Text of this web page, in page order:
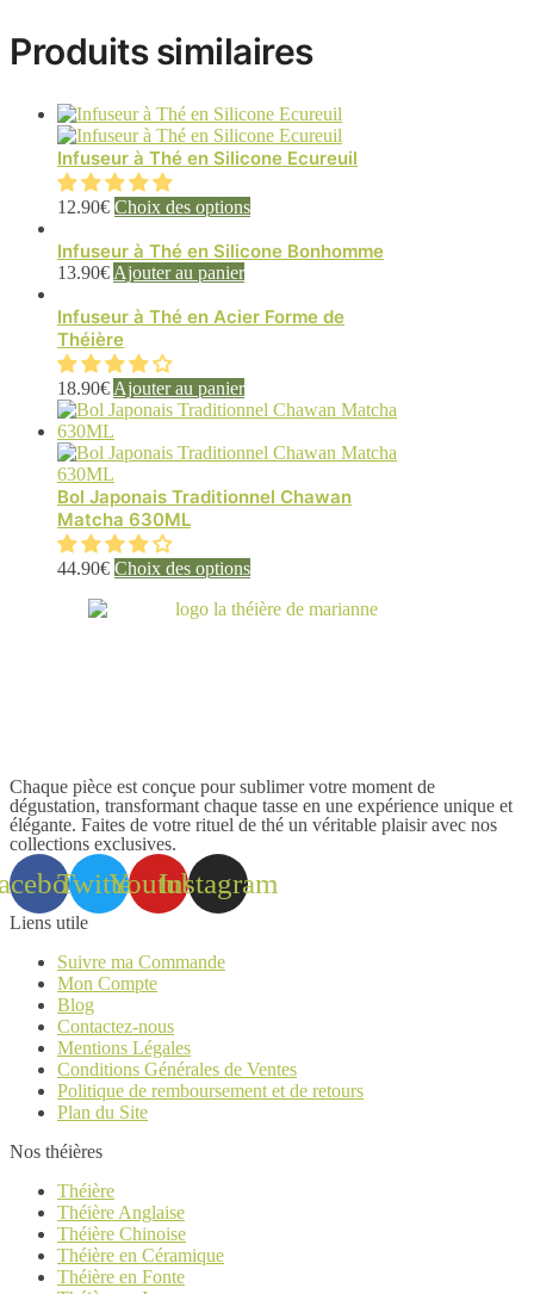
Produits similaires
Infuseur à Thé en Silicone Ecureuil
12.90€ Choix des optionsCe
a
Les
choisies
sur
page
produit
Infuseur à Thé en Silicone Bonhomme
13.90€ Ajouter au panier
Infuseur à Thé en Acier Forme de
Théière
18.90€ Ajouter au panier
Bol Japonais Traditionnel Chawan
Matcha 630ML
44.90€ Choix des optionsCe
a
sur
la
page
Chaque pièce est conçue pour sublimer votre moment de
dégustation, transformant chaque tasse en une expérience unique et
élégante. Faites de votre rituel de thé un véritable plaisir avec nos
collections exclusives.
TwitterYoutubeInstagram
Liens utile
Suivre ma Commande
Mon Compte
Blog
Contactez-nous
Mentions Légales
Conditions Générales de Ventes
Politique de remboursement et de retours
Plan du Site
Nos théières
Théière
Théière Anglaise
Théière Chinoise
Théière en Céramique
Théière en Fonte